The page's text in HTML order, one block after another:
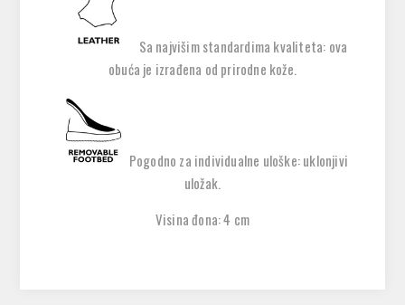
Sa najvišim standardima kvaliteta: ova
obuća je izrađena od prirodne kože.
Pogodno za individualne uloške: uklonjivi
uložak.
Visina đona: 4 cm